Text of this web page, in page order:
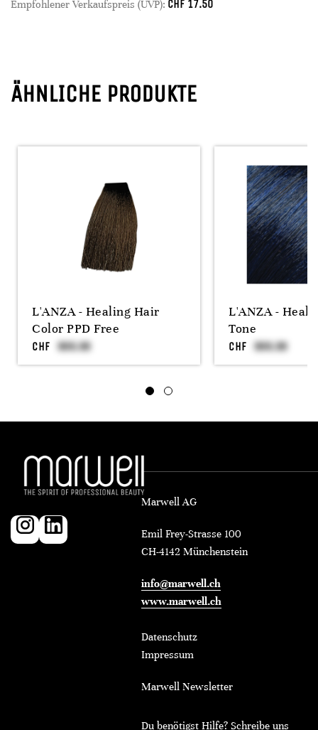
Empfohlener Verkaufspreis (UVP): CHF 17.50
ÄHNLICHE PRODUKTE
L'ANZA - Healing Hair
Color PPD Free
CHF
L'ANZA -
Tone
CHF
Marwell AG
Emil Frey-Strasse 100
CH-4142 Münchenstein
info@marwell.ch
www.marwell.ch
Datenschutz
Impressum
Marwell Newsletter
Du benötigst Hilfe? Schreibe uns